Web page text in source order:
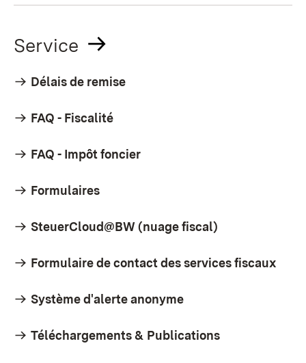
Service
Délais de remise
FAQ - Fiscalité
FAQ - Impôt foncier
Formulaires
SteuerCloud@BW (nuage fiscal)
Formulaire de contact des services fiscaux
Système d'alerte anonyme
Téléchargements & Publications